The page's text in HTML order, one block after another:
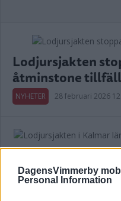
DagensVimmerby
Personal Information
Lodjursjakten
åtminstone
NYHETER 28 februari 2026
Lodjursjakten i
avslag för